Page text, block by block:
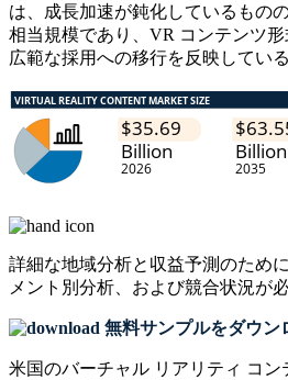
は、成長加速が鈍化しているもの
相当規模であり、VR コンテンツ
広範な採用への移行を反映してい
詳細な地域分析と収益予測のために
メント別分析、および競合状況が
無料サンプルをダウン
米国のバーチャル リアリティ コン